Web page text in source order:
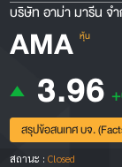
บริษัท อาม่า มารีน จ
AMA หุ้น
3.96
สรุปข้อสนเทศ บจ.
สถานะ : Closed